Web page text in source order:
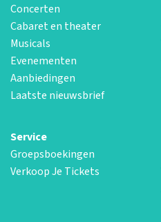
Concerten
Cabaret en theater
Musicals
Evenementen
Aanbiedingen
Laatste nieuwsbrief
Service
Groepsboekingen
Verkoop Je Tickets